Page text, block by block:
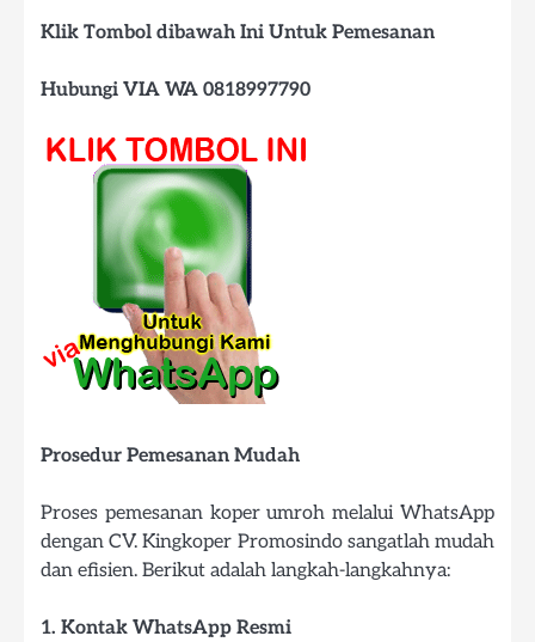
Klik Tombol dibawah Ini Untuk Pemesanan
Hubungi VIA WA 0818997790
Prosedur Pemesanan Mudah
Proses pemesanan koper umroh melalui WhatsApp
dengan CV. Kingkoper Promosindo sangatlah mudah
dan efisien. Berikut adalah langkah-langkahnya:
1. Kontak WhatsApp Resmi